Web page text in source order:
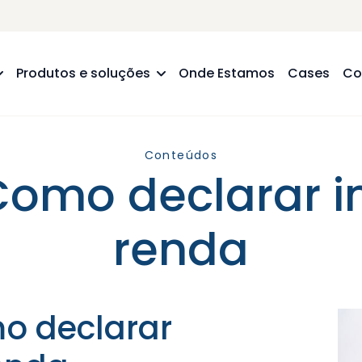
Produtos e soluções Onde Estamos Cases
Conteúdos
declarar
renda
declarar